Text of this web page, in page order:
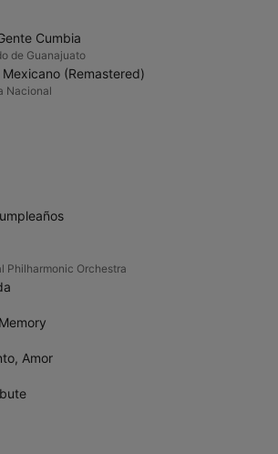
Cumbia
de Guanajuato
(Remastered)
Nacional
Philharmonic Orchestra
Amor